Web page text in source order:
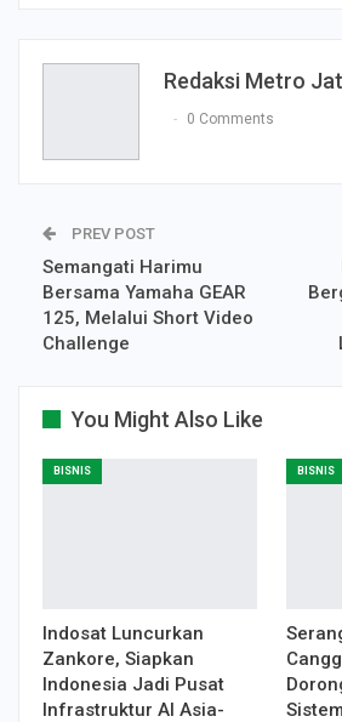
Redaksi Metro
0 Comments
PREV POST
Semangati Harimu
Bersama Yamaha GEAR
125, Melalui Short Video
Challenge
You Might Also Like
BISNIS
Indosat Luncurkan
Zankore, Siapkan
Indonesia Jadi Pusat
Infrastruktur AI Asia-
BISNIS